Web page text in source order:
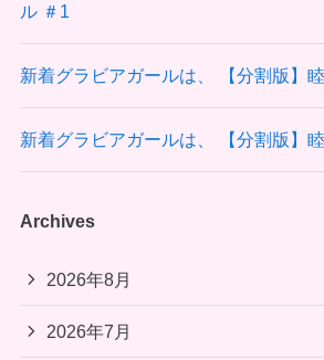
ル ＃1
新着グラビアガールは、 【分割版】
新着グラビアガールは、 【分割版】
Archives
2026年8月
2026年7月